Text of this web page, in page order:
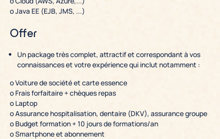
o Java EE (EJB, JMS, ...)
Offer
Un package très complet, attractif et correspondant à vos
connaissances et votre expérience qui inclut notamment :
o Voiture de société et carte essence
o Frais forfaitaire + chèques repas
o Laptop
o Assurance hospitalisation, dentaire (DKV), assurance groupe
o Budget formation + 10 jours de formations/an
o Smartphone et abonnement